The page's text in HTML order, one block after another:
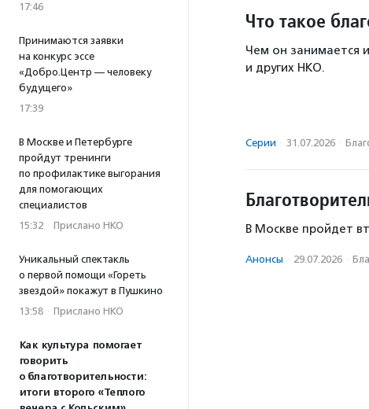
17:46
Принимаются заявки
на конкурс эссе
«Добро.Центр — человеку
будущего»
17:39
В Москве и Петербурге
пройдут тренинги
по профилактике выгорания
для помогающих
специалистов
15:32 · Прислано НКО
Уникальный спектакль
о первой помощи «Гореть
звездой» покажут в Пушкино
13:58 · Прислано НКО
Как культура помогает
говорить
о благотворительности:
итоги второго «Теплого
Что такое
Чем он занимается
и других НКО.
Серии · 31.07.2026 ·
В Москве пройдет
Анонсы · 29.07.2026 ·